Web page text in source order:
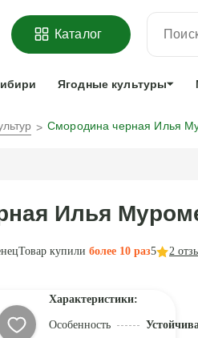
ПРЕДЗАКАЗ =
и оплата Гарантии
Каталог
Ягодные культуры
Смородина черная Илья
Илья
Товар купили более 10 раз5 2
Характеристики:
Особенность